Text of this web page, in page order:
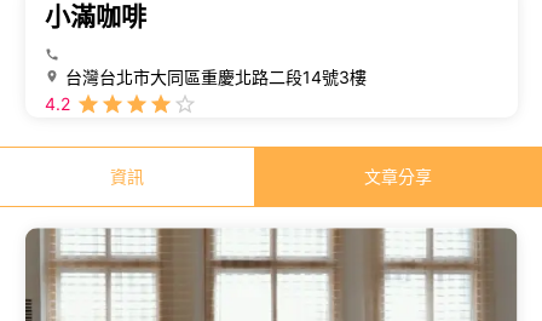
小滿咖啡
台灣台北市大同區重慶北路二段14號3樓
4.2
資訊 文章分享